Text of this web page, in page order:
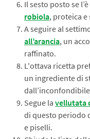
Il sesto posto se
robiola, proteica
A seguire al
all’arancia, un
raffinato.
L'ottava ricetta
un ingrediente di
Segue la vellutata
di questo periodo
e piselli.